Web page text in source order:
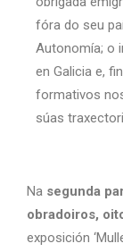
fóra do seu
Autonomía; o
en Galicia e,
formativos
súas
Na segunda
obradoiros,
exposición